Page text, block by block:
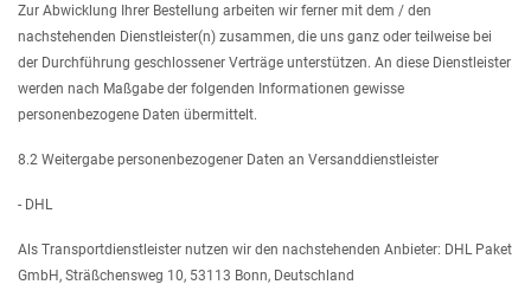
Zur Abwicklung Ihrer Bestellung arbeiten wir ferner mit dem / den
nachstehenden Dienstleister(n) zusammen, die uns ganz oder teilweise bei
der Durchführung geschlossener Verträge unterstützen. An diese Dienstleister
werden nach Maßgabe der folgenden Informationen gewisse
personenbezogene Daten übermittelt.
8.2 Weitergabe personenbezogener Daten an Versanddienstleister
- DHL
Als Transportdienstleister nutzen wir den nachstehenden Anbieter: DHL Paket
GmbH, Sträßchensweg 10, 53113 Bonn, Deutschland